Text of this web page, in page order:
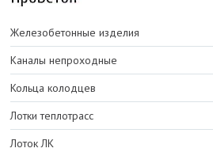
Железобетонные изделия
Каналы непроходные
Кольца колодцев
Лотки теплотрасс
Лоток ЛК